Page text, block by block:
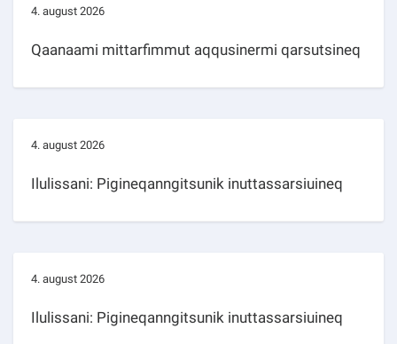
4. august 2026
Qaanaami mittarfimmut aqqusinermi qarsutsineq
4. august 2026
Ilulissani: Pigineqanngitsunik inuttassarsiuineq
4. august 2026
Ilulissani: Pigineqanngitsunik inuttassarsiuineq